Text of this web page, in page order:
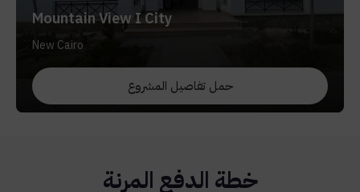
Mountain View I City
New Cairo
حمل تفاصيل المشروع
خطة الدفع المرنة